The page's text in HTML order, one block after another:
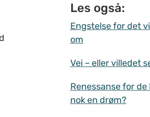
Les også:
Engstelse for det
om
Vei – eller villedet
Renessanse for
nok en drøm?